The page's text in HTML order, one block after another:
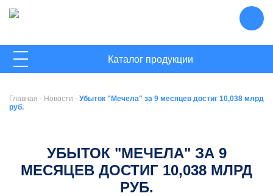
ГЛАВНАЯ
Каталог продукции
Главная - Новости - Убыток "Мечела" за 9 месяцев достиг 10,038 млрд
руб.
УБЫТОК "МЕЧЕЛА" ЗА 9
МЕСЯЦЕВ ДОСТИГ 10,038 МЛРД
РУБ.